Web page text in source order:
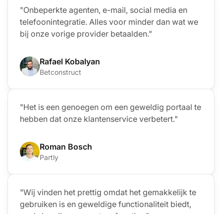
"Onbeperkte agenten, e-mail, social media en
telefoonintegratie. Alles voor minder dan wat we
bij onze vorige provider betaalden."
Rafael Kobalyan
Betconstruct
"Het is een genoegen om een geweldig portaal te
hebben dat onze klantenservice verbetert."
Roman Bosch
Partly
"Wij vinden het prettig omdat het gemakkelijk te
gebruiken is en geweldige functionaliteit biedt,